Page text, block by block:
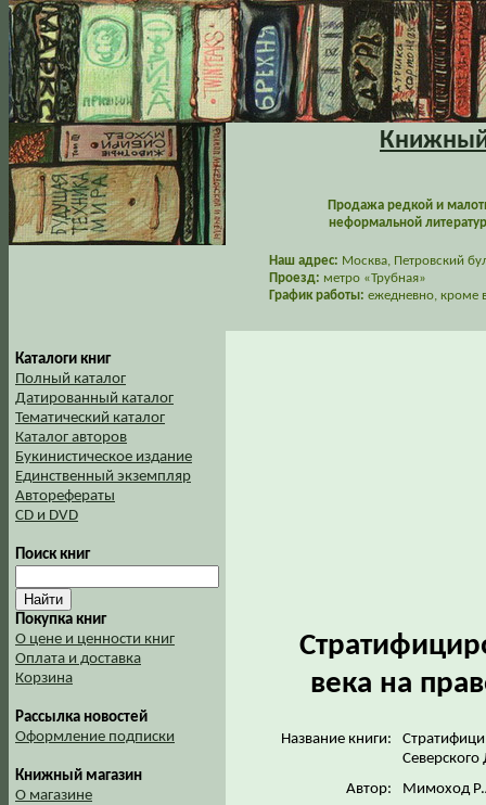
Книжный
Продажа редкой и
неформальной
Наш адрес: Москва, Петровский
Проезд: метро «Трубная»
График работы: ежедневно, кроме
Каталоги книг
Полный каталог
Датированный каталог
Тематический каталог
Каталог авторов
Букинистическое издание
Единственный экземпляр
Авторефераты
CD и DVD
Поиск книг
Покупка книг
О цене и ценности книг
Оплата и доставка
Корзина
Рассылка новостей
Оформление подписки
Книжный магазин
О магазине
века на
Название книги:
Автор:
Мимоход